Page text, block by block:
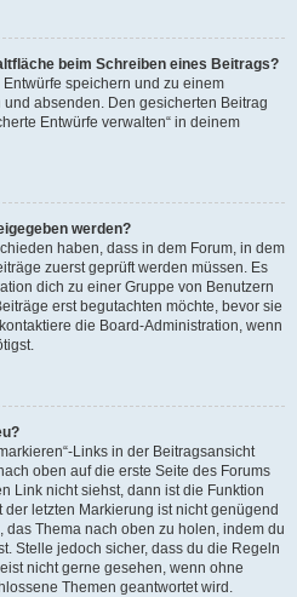
beim Schreiben eines Beitrags?
speichern und zu einem
absenden. Den gesicherten Beitrag
Entwürfe verwalten“ in deinem
werden?
haben, dass in dem Forum, in dem
zuerst geprüft werden müssen. Es
dich zu einer Gruppe von Benutzern
erst begutachten möchte, bevor sie
die Board-Administration, wenn
Links in der Beitragsansicht
oben auf die erste Seite des Forums
Link nicht siehst, dann ist die Funktion
letzten Markierung ist nicht genügend
Thema nach oben zu holen, indem du
Stelle jedoch sicher, dass du die Regeln
nicht gerne gesehen, wenn ohne
Themen geantwortet wird.